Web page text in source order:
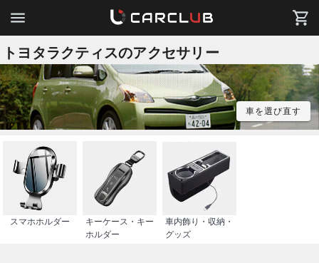
トヨタラクティスのアクセサリー
車を選び直す
スマホホルダー
キーケース・キー
ホルダー
車内飾り・収納・
グッズ